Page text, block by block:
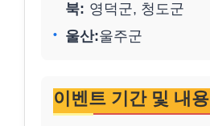
북: 영덕군, 청도군
울산:울주군
이벤트 기간 및 내용